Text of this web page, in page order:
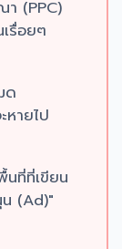
(PPC)
รื่อยๆ
ด
หายไป
นที่ที่เขียน
(Ad)"